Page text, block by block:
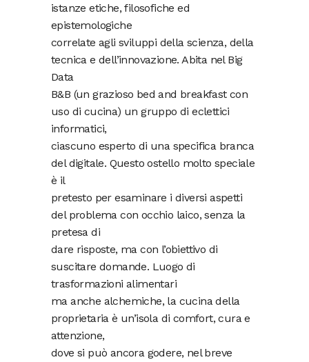
istanze etiche, filosofiche ed
epistemologiche
correlate agli sviluppi della scienza, della
tecnica e dell’innovazione. Abita nel Big
Data
B&B (un grazioso bed and breakfast con
uso di cucina) un gruppo di eclettici
informatici,
ciascuno esperto di una specifica branca
del digitale. Questo ostello molto speciale
è il
pretesto per esaminare i diversi aspetti
del problema con occhio laico, senza la
pretesa di
dare risposte, ma con l’obiettivo di
suscitare domande. Luogo di
trasformazioni alimentari
ma anche alchemiche, la cucina della
proprietaria è un’isola di comfort, cura e
attenzione,
dove si può ancora godere, nel breve